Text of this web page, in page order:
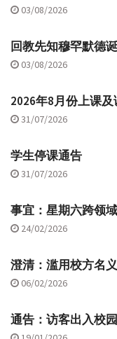
03/08/2026
回教先知穆罕默德
03/08/2026
2026年8月份上课
31/07/2026
学生停课通告
31/07/2026
事宜：星期六跨领
24/02/2026
澄清：滥用校方名
06/02/2026
通告：访客出入校